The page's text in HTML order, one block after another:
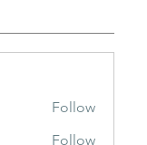
Follow
Follow